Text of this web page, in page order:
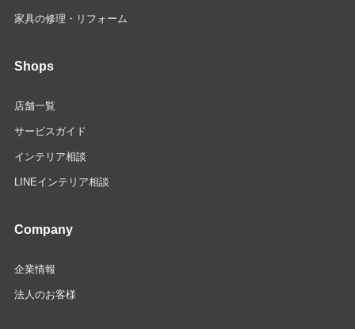
家具の修理・リフォーム
Shops
店舗一覧
サービスガイド
インテリア相談
LINEインテリア相談
Company
企業情報
法人のお客様